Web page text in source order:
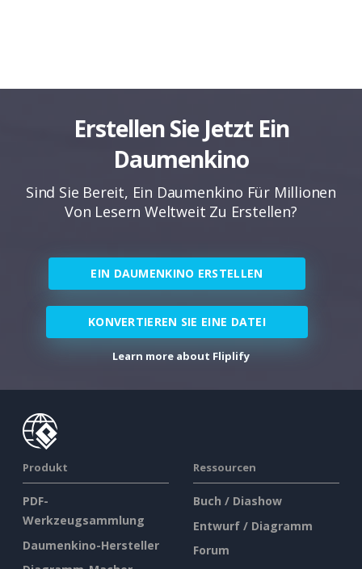
Erstellen Sie Jetzt Ein
Daumenkino
Sind Sie Bereit, Ein Daumenkino Für Millionen
Von Lesern Weltweit Zu Erstellen?
EIN DAUMENKINO ERSTELLEN
KONVERTIEREN SIE EINE DATEI
Learn more about Fliplify
Produkt
PDF-
Werkzeugsammlung
Daumenkino-Hersteller
Ressourcen
Buch / Diashow
Entwurf / Diagramm
Forum